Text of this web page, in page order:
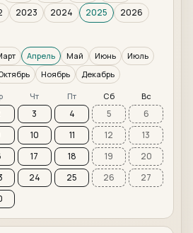
2023 2024 2025
2026
Апрель Май Июнь
Июль
Ноябрь Декабрь
Чт Пт Сб Вс
3 4 5
6
10 11 12
13
17 18 19
20
24 25 26
27